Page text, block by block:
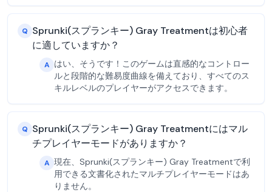
Q Sprunki(スプランキー) Gray Treatmentは初心者
に適していますか？
A はい、そうです！このゲームは直感的なコントロー
ルと段階的な難易度曲線を備えており、すべてのス
キルレベルのプレイヤーがアクセスできます。
Q Sprunki(スプランキー) Gray Treatmentにはマル
チプレイヤーモードがありますか？
A 現在、Sprunki(スプランキー) Gray Treatmentで利
用できる文書化されたマルチプレイヤーモードはあ
りません。